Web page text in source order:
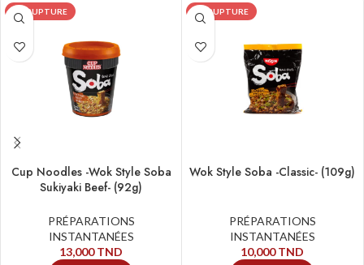
EN RUPTURE
Cup Noodles -Wok Style Soba
Sukiyaki Beef- (92g)
PRÉPARATIONS
INSTANTANÉES
13,000TND
EN RUPTURE
Wok Style Soba -Classic- (109g)
PRÉPARATIONS
INSTANTANÉES
10,000TND